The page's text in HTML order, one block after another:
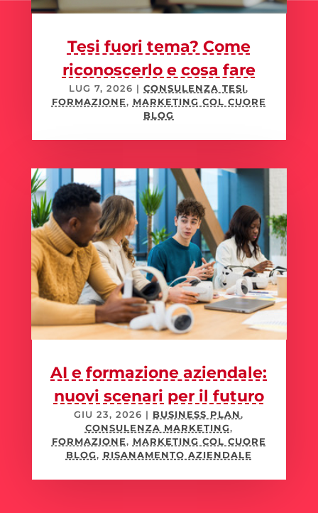
Tesi fuori tema? Come
riconoscerlo e cosa fare
LUG 7, 2026 |CONSULENZA TESI,
FORMAZIONE, MARKETING COL CUORE
BLOG
AI e formazione aziendale:
nuovi scenari per il futuro
GIU 23, 2026 | BUSINESS PLAN,
CONSULENZA MARKETING,
FORMAZIONE, MARKETING COL CUORE
BLOG, RISANAMENTO AZIENDALE